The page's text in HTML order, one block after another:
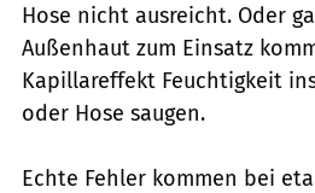
Hose nicht ausreicht. Oder
Außenhaut zum Einsatz
Kapillareffekt Feuchtigkeit
oder Hose saugen.
Echte Fehler kommen bei